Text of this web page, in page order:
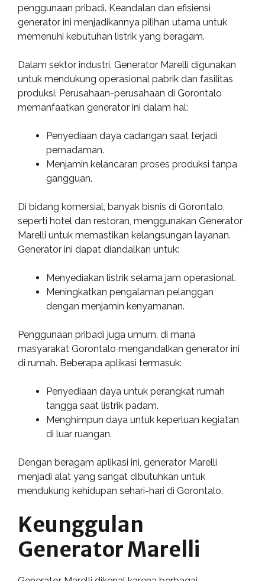
penggunaan pribadi. Keandalan dan efisiensi
generator ini menjadikannya pilihan utama untuk
memenuhi kebutuhan listrik yang beragam.
Dalam sektor industri, Generator Marelli digunakan
untuk mendukung operasional pabrik dan fasilitas
produksi. Perusahaan-perusahaan di Gorontalo
memanfaatkan generator ini dalam hal:
Penyediaan daya cadangan saat terjadi
pemadaman.
Menjamin kelancaran proses produksi tanpa
gangguan.
Di bidang komersial, banyak bisnis di Gorontalo,
seperti hotel dan restoran, menggunakan Generator
Marelli untuk memastikan kelangsungan layanan.
Generator ini dapat diandalkan untuk:
Menyediakan listrik selama jam operasional.
Meningkatkan pengalaman pelanggan
dengan menjamin kenyamanan.
Penggunaan pribadi juga umum, di mana
masyarakat Gorontalo mengandalkan generator ini
di rumah. Beberapa aplikasi termasuk:
Penyediaan daya untuk perangkat rumah
tangga saat listrik padam.
Menghimpun daya untuk keperluan kegiatan
di luar ruangan.
Dengan beragam aplikasi ini, generator Marelli
menjadi alat yang sangat dibutuhkan untuk
mendukung kehidupan sehari-hari di Gorontalo.
Keunggulan
Generator Marelli